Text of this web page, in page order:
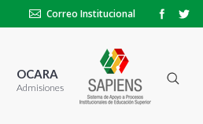
Correo Institucional
OCARA
Admisiones